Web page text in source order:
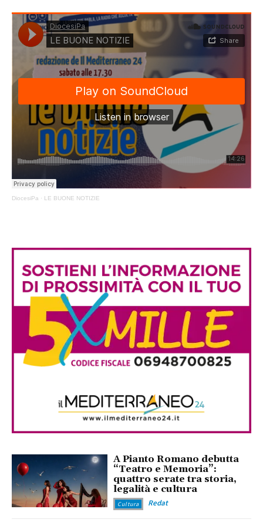
DiocesiPa · LE BUONE NOTIZIE
A Pianto Romano debutta
“Teatro e Memoria”:
quattro serate tra storia,
legalità e cultura
Cultura Redat